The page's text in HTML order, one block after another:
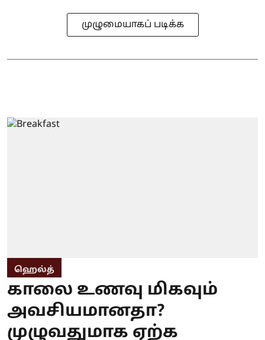
முழுமையாகப் படிக்க
ஹெல்த்
காலை உணவு மிகவும்
அவசியமானதா?
முழுவதுமாக ஏற்க